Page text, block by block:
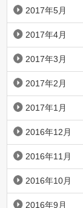
2017年5月
2017年4月
2017年3月
2017年2月
2017年1月
2016年12月
2016年11月
2016年10月
2016年9月